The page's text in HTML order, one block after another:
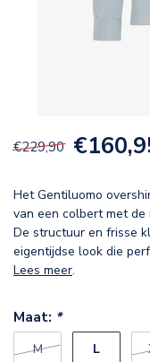
€229,90
Het Gentiluomo
van een colbert met
De structuur en frisse
eigentijdse look die
Lees meer.
Maat: *
M L